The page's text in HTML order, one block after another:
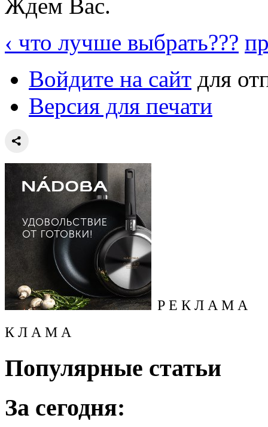
Ждем Вас.
‹ что лучше выбрать???
Войдите на сайт для
Версия для печати
Р Е К Л А М А
К Л А М А
Популярные статьи
За сегодня: